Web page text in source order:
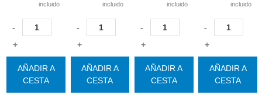
incluido
-
+
AÑADIR A
CESTA
incluido
-
+
AÑADIR A
CESTA
incluido
-
+
AÑADIR A
CESTA
incluido
-
+
AÑADIR A
CESTA